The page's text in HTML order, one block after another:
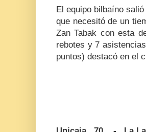
El equipo bilbaíno
que necesitó de un
Zan Tabak con esta
rebotes y 7
puntos) destacó en el